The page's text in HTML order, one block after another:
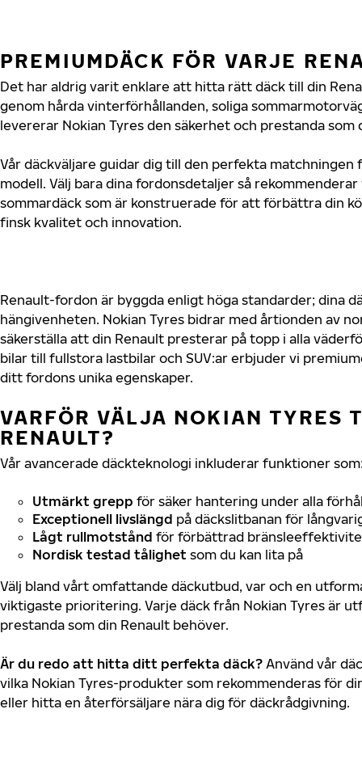
PREMIUMDÄCK FÖR VARJE
Det har aldrig varit enklare att hitta rätt däck till din
genom hårda vinterförhållanden, soliga
levererar Nokian Tyres den säkerhet och prestanda som
Vår däckväljare guidar dig till den perfekta matchningen
modell. Välj bara dina fordonsdetaljer så
sommardäck som är konstruerade för att förbättra din
finsk kvalitet och innovation.
Renault-fordon är byggda enligt höga standarder; dina
hängivenheten. Nokian Tyres bidrar med årtionden av
säkerställa att din Renault presterar på topp i alla
bilar till fullstora lastbilar och SUV:ar erbjuder vi
ditt fordons unika egenskaper.
VARFÖR VÄLJA NOKIAN TYRES
RENAULT?
Vår avancerade däckteknologi inkluderar funktioner
Utmärkt grepp för säker hantering under alla
Exceptionell livslängd på däckslitbanan för
Lågt rullmotstånd för förbättrad
Nordisk testad tålighet som du kan lita på
Välj bland vårt omfattande däckutbud, var och en
viktigaste prioritering. Varje däck från Nokian Tyres är
prestanda som din Renault behöver.
Är du redo att hitta ditt perfekta däck? Använd vår
vilka Nokian Tyres-produkter som rekommenderas för
eller hitta en återförsäljare nära dig för däckrådgivning.